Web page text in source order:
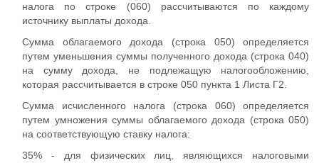
налога по строке (060) рассчитываются по каждому
источнику выплаты дохода.
Сумма облагаемого дохода (строка 050) определяется
путем уменьшения суммы полученного дохода (строка 040)
на сумму дохода, не подлежащую налогообложению,
которая рассчитывается в строке 050 пункта 1 Листа Г2.
Сумма исчисленного налога (строка 060) определяется
путем умножения суммы облагаемого дохода (строка 050)
на соответствующую ставку налога:
35% - для физических лиц, являющихся налоговыми